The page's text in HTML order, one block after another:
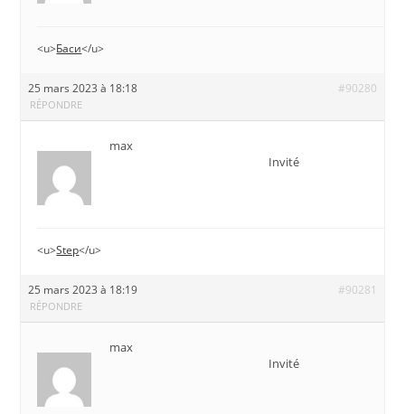
<u>Баси</u>
25 mars 2023 à 18:18 #90280
RÉPONDRE
max
Invité
<u>Step</u>
25 mars 2023 à 18:19 #90281
RÉPONDRE
max
Invité